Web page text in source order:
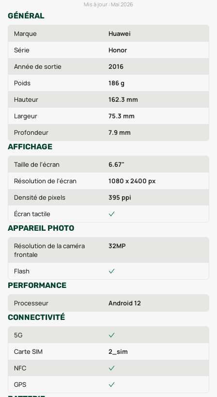
Mis à jour : Mai 2026
GÉNÉRAL
Marque
Huawei
Série
Honor
Année de sortie
2016
Poids
186 g
Hauteur
162.3 mm
Largeur
75.3 mm
Profondeur
7.9 mm
AFFICHAGE
Taille de l'écran
6.67"
Résolution de l'écran
1080 x 2400 px
Densité de pixels
395 ppi
Écran tactile
APPAREIL PHOTO
Résolution de la caméra
frontale
32MP
Flash
PERFORMANCE
Processeur Android 12
CONNECTIVITÉ
5G
Carte SIM
2_sim
NFC
GPS